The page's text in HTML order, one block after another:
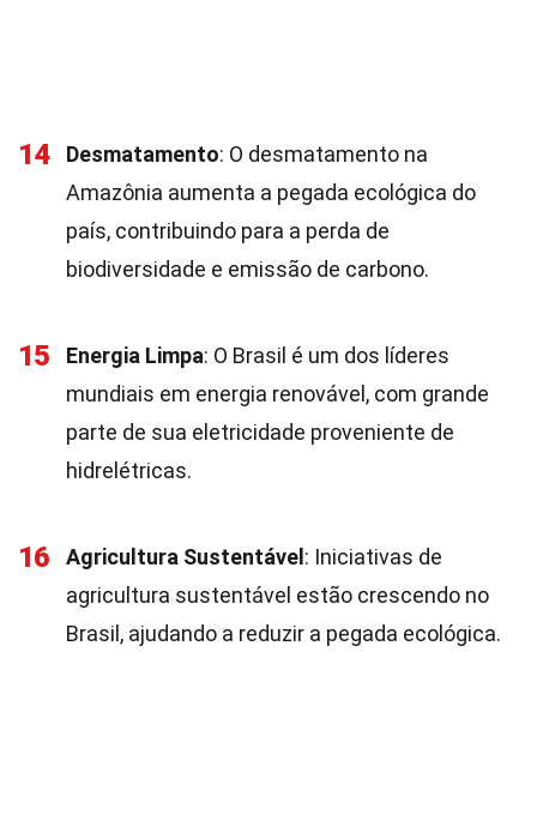
14 Desmatamento: O desmatamento na
Amazônia aumenta a pegada ecológica do
país, contribuindo para a perda de
biodiversidade e emissão de carbono.
15 Energia Limpa: O Brasil é um dos líderes
mundiais em energia renovável, com grande
parte de sua eletricidade proveniente de
hidrelétricas.
16 Agricultura Sustentável : Iniciativas de
agricultura sustentável estão crescendo no
Brasil, ajudando a reduzir a pegada ecológica.